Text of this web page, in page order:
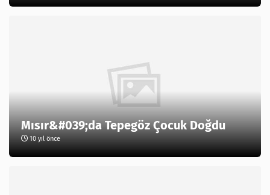
Mısır&#039;da Tepegöz Çocuk Doğdu
10 yıl önce